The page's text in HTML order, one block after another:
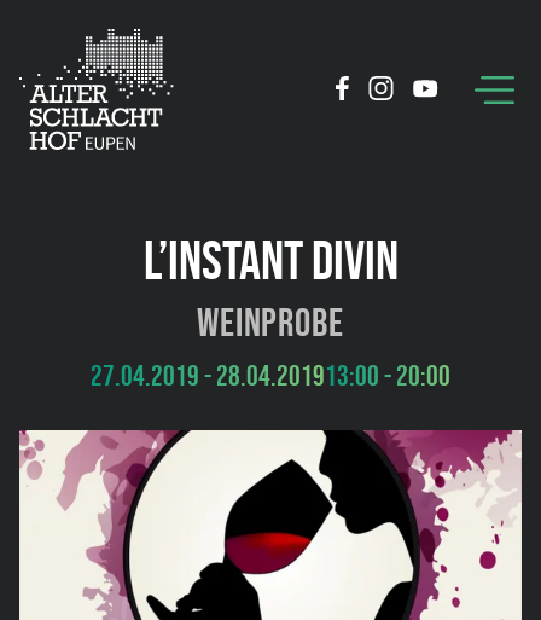
L’INSTANT DIVIN
Weinprobe
27.04.2019 - 28.04.201913:00 - 20:00